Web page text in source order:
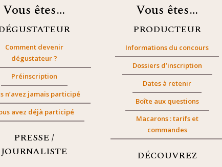
Vous êtes…
Comment devenir
dégustateur ?
Préinscription
n’avez jamais participé
avez déjà participé
PRESSE /
JOURNALISTE
Vous êtes…
PRODUCTEUR
Informations du concours
Dossiers d’inscription
Dates à retenir
Boîte aux questions
Macarons : tarifs et
commandes
DÉCOUVREZ